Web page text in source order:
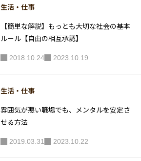
生活・仕事
【簡単な解説】もっとも大切な社会の基本
ルール【自由の相互承認】
2018.10.24 2023.10.19
生活・仕事
雰囲気が悪い職場でも、メンタルを安定さ
せる方法
2019.03.31 2023.10.22